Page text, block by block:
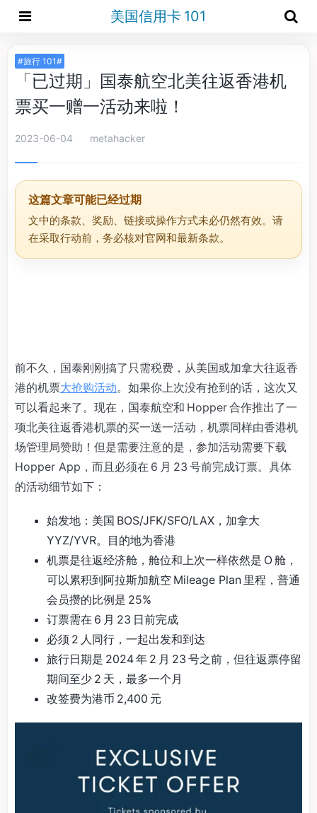
美国信用卡 101
#旅行 101#
「已过期」国泰航空北美往返香港机
票买一赠一活动来啦！
2023-06-04 metahacker
这篇文章可能已经过期
文中的条款、奖励、链接或操作方式未必仍然有效。请
在采取行动前，务必核对官网和最新条款。
前不久，国泰刚刚搞了只需税费，从美国或加拿大往返香
港的机票大抢购活动。如果你上次没有抢到的话，这次又
可以看起来了。现在，国泰航空和 Hopper 合作推出了一
项北美往返香港机票的买一送一活动，机票同样由香港机
场管理局赞助！但是需要注意的是，参加活动需要下载
Hopper App，而且必须在 6 月 23 号前完成订票。具体
的活动细节如下：
始发地：美国 BOS/JFK/SFO/LAX，加拿大
YYZ/YVR。目的地为香港
机票是往返经济舱，舱位和上次一样依然是 O 舱，
可以累积到阿拉斯加航空 Mileage Plan 里程，普通
会员攒的比例是 25%
订票需在 6 月 23 日前完成
必须 2 人同行，一起出发和到达
旅行日期是 2024 年 2 月 23 号之前，但往返票停留
期间至少 2 天，最多一个月
改签费为港币 2,400 元